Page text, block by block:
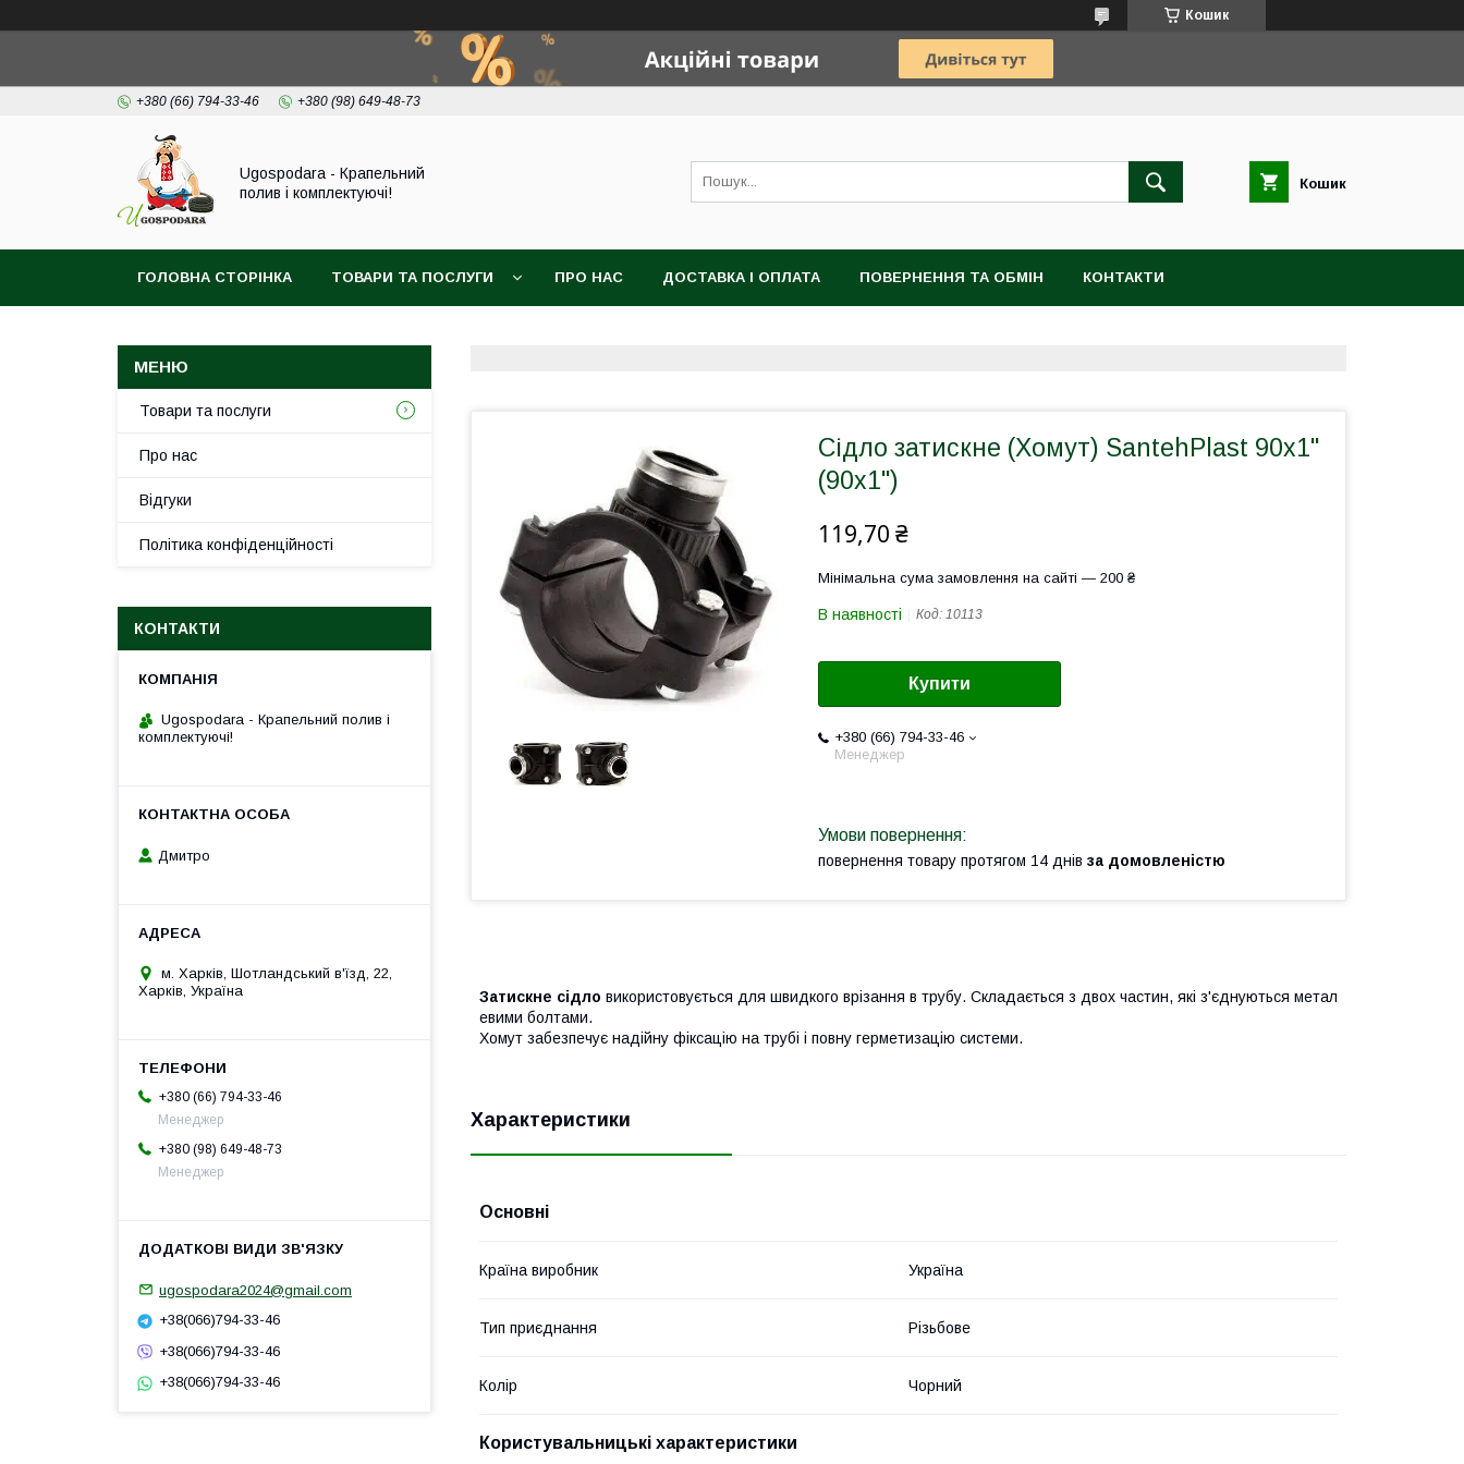
Кошик
+380 (66) 794-33-46 +380 (98) 649-48-73
Ugospodara - Крапельний
полив і комплектуючі!
Кошик
ГОЛОВНА СТОРІНКА ТОВАРИ ТА ПОСЛУГИ ПРО НАС ДОСТАВКА І ОПЛАТА ПОВЕРНЕННЯ ТА ОБМІН КОНТАКТИ
Сідло затискне (Хомут) SantehPlast 90x1"
(90x1")
119,70 ₴
Мінімальна сума замовлення на сайті — 200 ₴
В наявності Код: 10113
Купити
+380 (66) 794-33-46
Менеджер
повернення товару протягом 14 днів за домовленістю
Затискне сідло використовується для швидкого врізання в трубу. Складається з двох частин, які з'єднуються метал
евими болтами.
Хомут забезпечує надійну фіксацію на трубі і повну герметизацію системи.
Характеристики
Основні
Країна виробник Україна
Тип приєднання Різьбове
Колір Чорний
Користувальницькі характеристики
Товари та послуги
Про нас
Відгуки
Політика конфіденційності
КОНТАКТИ
Ugospodara - Крапельний полив і
комплектуючі!
Дмитро
м. Харків, Шотландський в'їзд, 22,
Харків, Україна
+380 (66) 794-33-46
Менеджер
+380 (98) 649-48-73
Менеджер
ugospodara2024@gmail.com
+38(066)794-33-46
+38(066)794-33-46
+38(066)794-33-46